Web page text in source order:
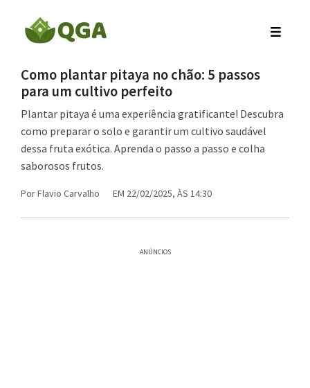
Como plantar pitaya no chão: 5 passos
para um cultivo perfeito
Plantar pitaya é uma experiência gratificante! Descubra
como preparar o solo e garantir um cultivo saudável
dessa fruta exótica. Aprenda o passo a passo e colha
saborosos frutos.
PorFlavio Carvalho EM 22/02/2025, ÀS 14:30
ANÚNCIOS